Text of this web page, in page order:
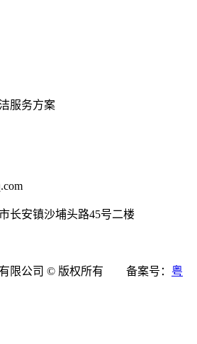
服务方案
长安镇沙埔头路45号二楼
有限公司 © 版权所有 备案号： 粤